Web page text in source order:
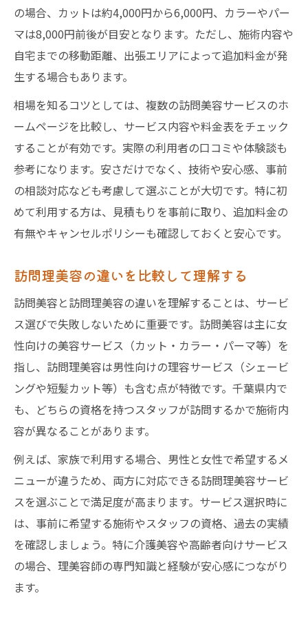
初めての訪問理美容利用前に確認したいこ
と
訪問美容サービスの事前準備と注意点
自宅訪問美容をスムーズに進めるコツ
訪問美容利用時の質問と安心サポート
訪問美容を通じた自宅ケア最新事情
訪問美容で実現する自宅ケアの最新トレン
ド
千葉県で選ばれる訪問理美容の特徴と比較
訪問美容サービスが広がる背景を解説
訪問美容によるケアの質向上のポイント
の場合、カットは約4,000円から6,000円、カラーやパー
マは8,000円前後が目安となります。ただし、施術内容や
自宅までの移動距離、出張エリアによって追加料金が発
生する場合もあります。
相場を知るコツとしては、複数の訪問美容サービスのホ
ームページを比較し、サービス内容や料金表をチェック
することが有効です。実際の利用者の口コミや体験談も
参考になります。安さだけでなく、技術や安心感、事前
の相談対応なども考慮して選ぶことが大切です。特に初
めて利用する方は、見積もりを事前に取り、追加料金の
有無やキャンセルポリシーも確認しておくと安心です。
訪問理美容の違いを比較して理解する
訪問美容と訪問理美容の違いを理解することは、サービ
ス選びで失敗しないために重要です。訪問美容は主に女
性向けの美容サービス（カット・カラー・パーマ等）を
指し、訪問理美容は男性向けの理容サービス（シェービ
ングや短髪カット等）も含む点が特徴です。千葉県内で
も、どちらの資格を持つスタッフが訪問するかで施術内
容が異なることがあります。
例えば、家族で利用する場合、男性と女性で希望するメ
ニューが違うため、両方に対応できる訪問理美容サービ
スを選ぶことで満足度が高まります。サービス選択時に
は、事前に希望する施術やスタッフの資格、過去の実績
を確認しましょう。特に介護美容や高齢者向けサービス
の場合、理美容師の専門知識と経験が安心感につながり
ます。